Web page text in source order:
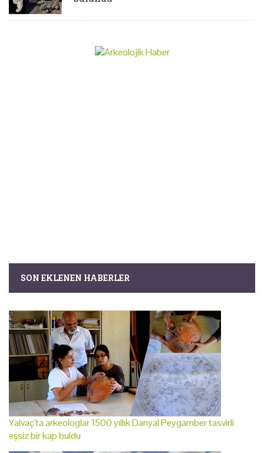
SON EKLENEN HABERLER
Yalvaç'ta arkeologlar 1500 yıllık Danyal Peygamber tasvirli
eşsiz bir kap buldu